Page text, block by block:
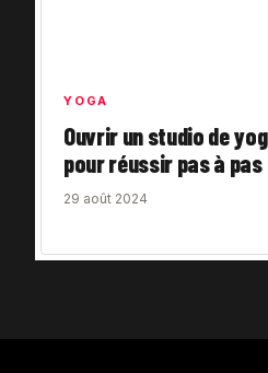
YOGA
Ouvrir un studio de
pour réussir pas à pas
29 août 2024